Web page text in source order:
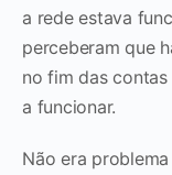
a rede estava
perceberam que
no fim das
a funcionar.
Não era